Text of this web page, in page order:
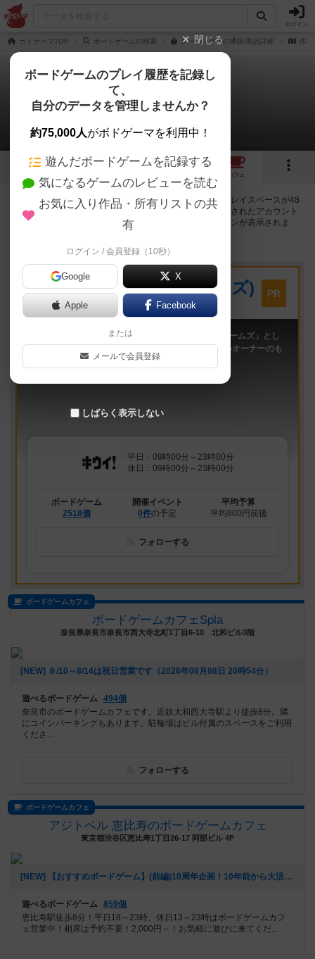
ログイン
ボドゲーマTOP ボードゲームの検索 クーハンデルの通販/商品詳細 作品
クーハンデル
48店のカフェ/スペースが提供中
2 6
カフェ
クーハンデルで遊ぶことができるボードゲームカフェ・プレイスペースが48
店登録されています。公開プロフィールの都道府県が設定されたアカウント
でログインすると、同じ都道府県内の店舗に絞り込むボタンが表示されま
プレイスペース
キウイ！(旧:キウイゲームズ)
大阪府大阪市中央区森ノ宮中央2-8-2 永田中央ビル2階
PR
「キウイ！」は、2011年9月大阪日本橋で「キウイゲームズ」とし
てスタートしたボードゲームカフェです。 今は新しいオーナーのも
平日：09時00分～23時00分
休日：09時00分～23時00分
ボードゲーム
2518個
開催イベント
0件の予定
平均予算
平均800円前後
フォローする
ボードゲームカフェ
ボードゲームカフェSpla
奈良県奈良市奈良市西大寺北町1丁目6-10 北和ビル3階
[NEW] ８/10～8/14は祝日営業です（2026年08月08日 20時54分）
遊べるボードゲーム 494個
奈良市のボードゲームカフェです。近鉄大和西大寺駅より徒歩8分。隣
にコインパーキングもあります。駐輪場はビル付属のスペースをご利用
くださ...
フォローする
ボードゲームカフェ
アジトベル 恵比寿のボードゲームカフェ
東京都渋谷区恵比寿1丁目26-17 阿部ビル 4F
[NEW] 【おすすめボードゲーム】(前編)10周年企画！10年前から大活躍のボードゲーム【#163】をあげました（2026年08月06日 00時03分）
遊べるボードゲーム 859個
恵比寿駅徒歩8分！平日18～23時、休日13～23時はボードゲームカフ
ェ営業中！相席は予約不要！2,000円～！お気軽に遊びに来てくだ...
閉じる
ボードゲームのプレイ履歴を記録し
て、
自分のデータを管理しませんか？
約75,000人がボドゲーマを利用中！
遊んだボードゲームを記録する
気になるゲームのレビューを読む
お気に入り作品・所有リストの共
有
ログイン / 会員登録（10秒）
Google X
Apple Facebook
または
メールで会員登録
しばらく表示しない